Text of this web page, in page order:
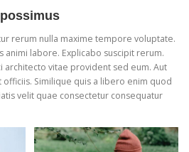
rerum nulla maxime tempore voluptate.
animi labore. Explicabo suscipit rerum.
architecto vitae provident sed eum. Aut
Similique quis a libero enim quod
velit quae consectetur consequatur